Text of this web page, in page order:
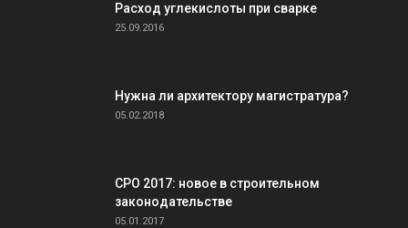
Расход углекислоты при сварке
25.09.2016
Нужна ли архитектору магистратура?
05.02.2018
СРО 2017: новое в строительном
законодательстве
05.01.2017